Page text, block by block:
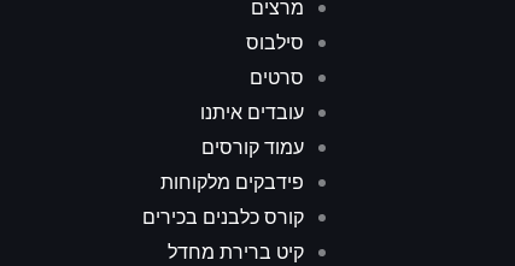
מרצים
סילבוס
סרטים
עובדים איתנו
עמוד קורסים
פידבקים מלקוחות
קורס כלבנים בכירים
קיט ברירת מחדל